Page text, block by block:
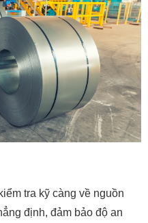
tra kỹ càng về nguồn
định, đảm bảo độ an